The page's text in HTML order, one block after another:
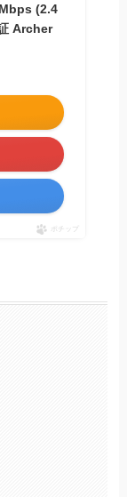
(2.4
Archer
ポチップ